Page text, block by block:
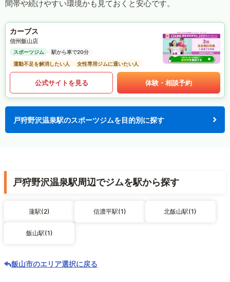
間帯や続けやすい環境かも見ておくと安心です。
カーブス
信州飯山店
スポーツジム
駅から車で20分
運動不足を解消したい人
女性専用ジムに通いたい人
公式サイトを見る 体験・相談予約
戸狩野沢温泉駅のスポーツジムを目的別に探す
戸狩野沢温泉駅周辺でジムを駅から探す
蓮駅(2) 信濃平駅(1) 北飯山駅(1)
飯山駅(1)
飯山市のエリア選択に戻る